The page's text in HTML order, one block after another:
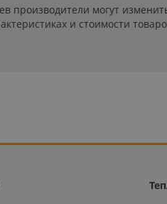
производители могут
и стоимости